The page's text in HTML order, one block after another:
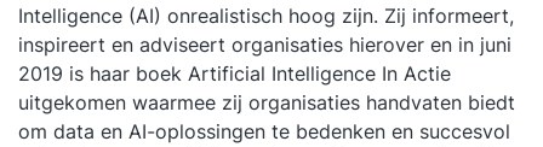
Intelligence (AI) onrealistisch hoog zijn. Zij informeert,
inspireert en adviseert organisaties hierover en in juni
2019 is haar boek Artificial Intelligence In Actie
uitgekomen waarmee zij organisaties handvaten biedt
om data en AI-oplossingen te bedenken en succesvol